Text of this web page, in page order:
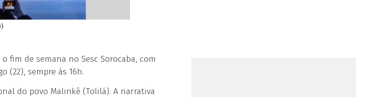
fim de semana no Sesc Sorocaba, com
(22), sempre às 16h.
do povo Malinkê (Tolilá). A narrativa